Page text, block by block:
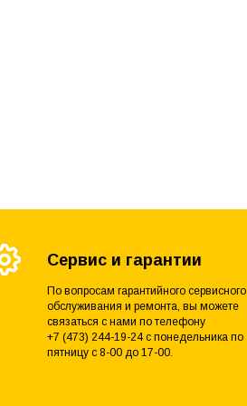
Сервис и гарантии
По вопросам гарантийного сервисного
обслуживания и ремонта, вы можете
связаться с нами по телефону
+7 (473) 244-19-24 с понедельника по
пятницу с 8-00 до 17-00.